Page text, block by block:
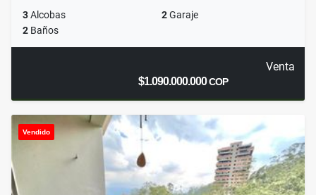
3Alcobas 2Garaje
2 Baños
Venta
$1.090.000.000COP
Vendido